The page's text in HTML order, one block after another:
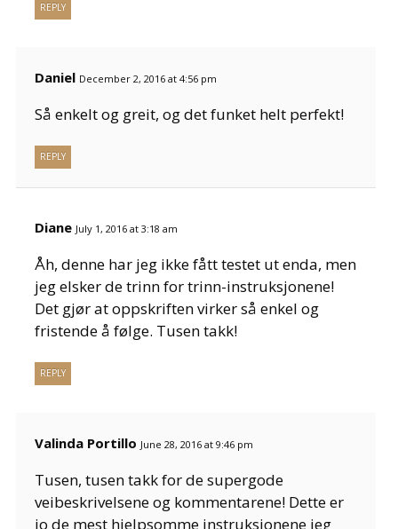
REPLY
Daniel December 2, 2016 at 4:56 pm
Så enkelt og greit, og det funket helt perfekt!
REPLY
Diane July 1, 2016 at 3:18 am
Åh, denne har jeg ikke fått testet ut enda, men
jeg elsker de trinn for trinn-instruksjonene!
Det gjør at oppskriften virker så enkel og
fristende å følge. Tusen takk!
REPLY
Valinda Portillo June 28, 2016 at 9:46 pm
Tusen, tusen takk for de supergode
veibeskrivelsene og kommentarene! Dette er
jo de mest hjelpsomme instruksjonene jeg